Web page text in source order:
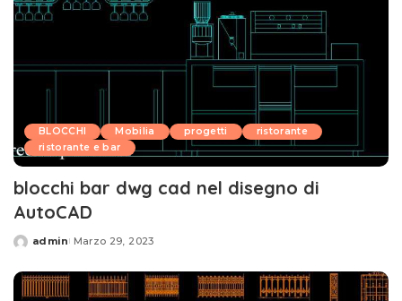
BLOCCHI Mobilia progetti
ristorante
ristorante e bar
blocchi bar dwg cad nel disegno di
AutoCAD
Posted
admin Marzo 29, 2023